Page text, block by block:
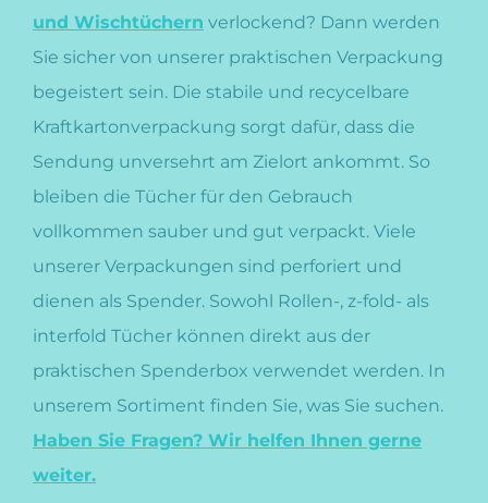
und Wischtüchern verlockend? Dann werden
Sie sicher von unserer praktischen Verpackung
begeistert sein. Die stabile und recycelbare
Kraftkartonverpackung sorgt dafür, dass die
Sendung unversehrt am Zielort ankommt. So
bleiben die Tücher für den Gebrauch
vollkommen sauber und gut verpackt. Viele
unserer Verpackungen sind perforiert und
dienen als Spender. Sowohl Rollen-, z-fold- als
interfold Tücher können direkt aus der
praktischen Spenderbox verwendet werden. In
unserem Sortiment finden Sie, was Sie suchen.
Haben Sie Fragen? Wir helfen Ihnen gerne
weiter.